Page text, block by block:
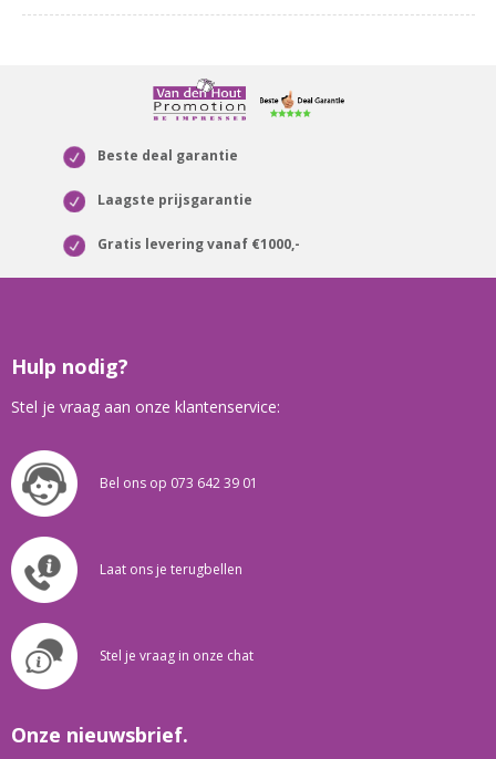
Beste deal garantie
Laagste prijsgarantie
Gratis levering vanaf €1000,-
Hulp nodig?
Stel je vraag aan onze klantenservice:
Bel ons op 073 642 39 01
Laat ons je terugbellen
Stel je vraag in onze chat
Onze nieuwsbrief.